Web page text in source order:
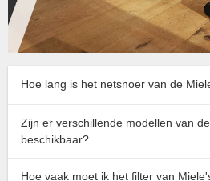
Hoe lang is het netsnoer van de
Zijn er verschillende modellen van
beschikbaar?
Hoe vaak moet ik het filter van